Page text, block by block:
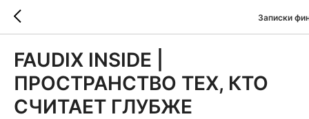
Записки
FAUDIX INSIDE |
ПРОСТРАНСТВО ТЕХ, КТО
СЧИТАЕТ ГЛУБЖЕ